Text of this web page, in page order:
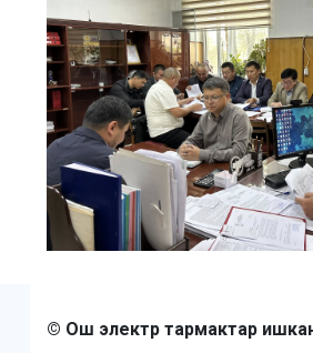
© Ош электр тармактар